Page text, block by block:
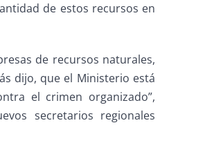
de estos recursos en
de recursos naturales,
dijo, que el Ministerio está
el crimen organizado”,
secretarios regionales